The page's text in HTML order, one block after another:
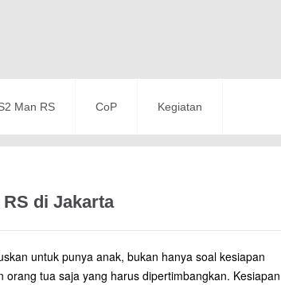
Man RS CoP Kegiatan
di Jakarta
untuk punya anak, bukan hanya soal kesiapan
orang tua saja yang harus dipertimbangkan. Kesiapan